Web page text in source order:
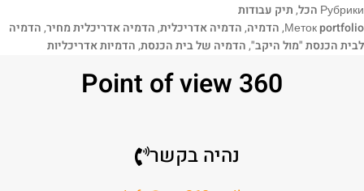
Рубрики הכל,תיק עבודות
Метокportfolio
,הדמיה,הדמיה אדריכלית,הדמיה אדריכלית מחיר,הדמיה
לבית הכנסת "מול היקב",הדמיה של בית הכנסת,הדמיות אדריכליות
Point of view 360
נהיה בקשר